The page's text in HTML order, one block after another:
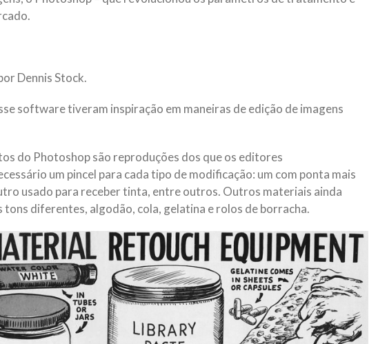
Dennis Stock.
software tiveram inspiração em maneiras de edição de imagens
do Photoshop são reproduções dos que os editores
um pincel para cada tipo de modificação: um com ponta mais
usado para receber tinta, entre outros. Outros materiais ainda
tons diferentes, algodão, cola, gelatina e rolos de borracha.